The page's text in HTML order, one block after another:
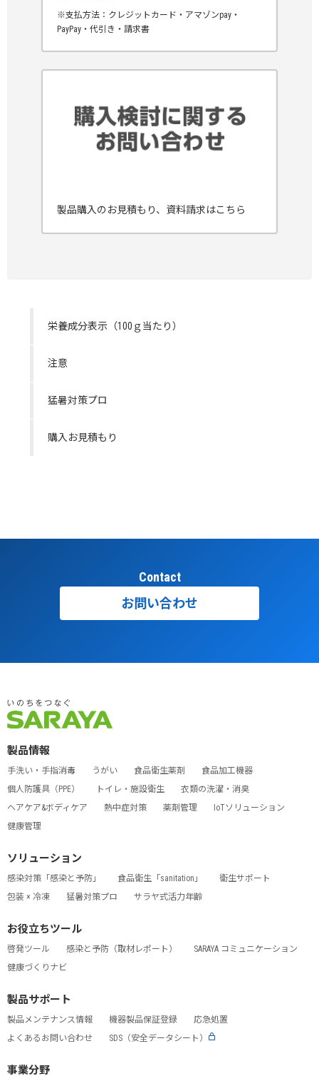
※支払方法：クレジットカード・アマゾンpay・
PayPay・代引き・請求書
製品購入のお見積もり、資料請求はこちら
栄養成分表示（100ｇ当たり）
注意
猛暑対策プロ
購入お見積もり
Contact
お問い合わせ
製品情報
手洗い・手指消毒 うがい 食品衛生薬剤
食品加工機器
個人防護具（PPE）
トイレ・施設衛生
衣類の洗濯・消臭
ヘアケア&ボディケア
熱中症対策 薬剤管理
IoTソリューション
健康管理
ソリューション
感染対策「感染と予防」 食品衛生「sanitation」
衛生サポート
包装 × 冷凍
猛暑対策プロ サラヤ式活力年齢
お役立ちツール
啓発ツール 感染と予防（取材レポート）
SARAYA コミュニケーション
健康づくりナビ
製品サポート
製品メンテナンス情報 機器製品保証登録
応急処置
よくあるお問い合わせ
SDS（安全データシート）
事業分野